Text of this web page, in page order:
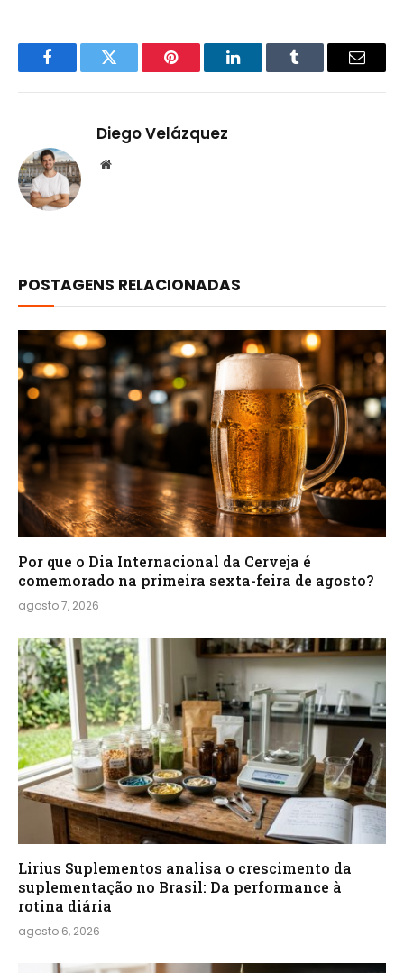
FacebookTwitter Pinterest LinkedInTumblr Email
Diego Velázquez
Website
POSTAGENS RELACIONADAS
Por que o Dia Internacional da Cerveja é
comemorado na primeira sexta-feira de agosto?
agosto 7, 2026
Lirius Suplementos analisa o crescimento da
suplementação no Brasil: Da performance à
rotina diária
agosto 6, 2026